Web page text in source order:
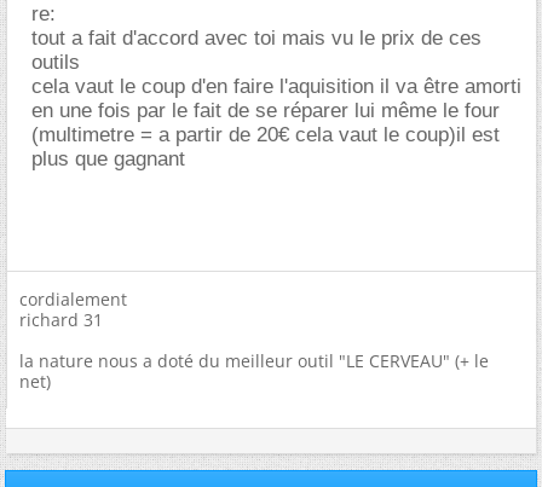
re:
tout a fait d'accord avec toi mais vu le prix de ces
outils
cela vaut le coup d'en faire l'aquisition il va être amorti
en une fois par le fait de se réparer lui même le four
(multimetre = a partir de 20€ cela vaut le coup)il est
plus que gagnant
cordialement
richard 31
la nature nous a doté du meilleur outil "LE CERVEAU" (+ le
net)